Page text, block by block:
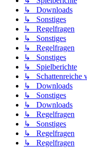
↳ Downloads
↳ Sonstiges
↳ Regelfragen
↳ Sonstiges
↳ Regelfragen
↳ Sonstiges
↳ Spielberichte
↳ Schattenreiche
↳ Downloads
↳ Sonstiges
↳ Downloads
↳ Regelfragen
↳ Sonstiges
↳ Regelfragen
↳ Regelfragen